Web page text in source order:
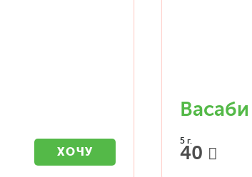
ХОЧУ
Васаби
5 г.
40